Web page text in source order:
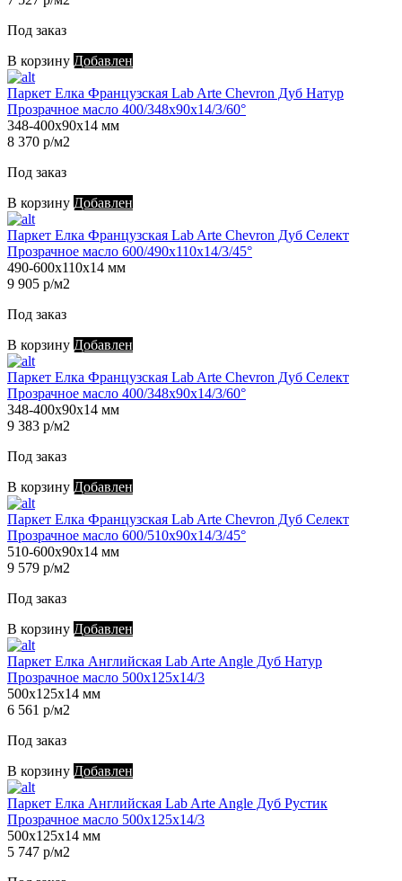
Под заказ
В корзину Добавлен
Паркет Елка Французская Lab Arte Chevron Дуб Натур
Прозрачное масло 400/348х90х14/3/60°
348-400х90х14 мм
8 370 р/м2
Под заказ
В корзину Добавлен
Паркет Елка Французская Lab Arte Chevron Дуб Селект
Прозрачное масло 600/490х110х14/3/45°
490-600х110х14 мм
9 905 р/м2
Под заказ
В корзину Добавлен
Паркет Елка Французская Lab Arte Chevron Дуб Селект
Прозрачное масло 400/348х90х14/3/60°
348-400х90х14 мм
9 383 р/м2
Под заказ
В корзину Добавлен
Паркет Елка Французская Lab Arte Chevron Дуб Селект
Прозрачное масло 600/510х90х14/3/45°
510-600х90х14 мм
9 579 р/м2
Под заказ
В корзину Добавлен
Паркет Елка Английская Lab Arte Angle Дуб Натур
Прозрачное масло 500х125х14/3
500х125х14 мм
6 561 р/м2
Под заказ
В корзину Добавлен
Паркет Елка Английская Lab Arte Angle Дуб Рустик
Прозрачное масло 500х125х14/3
500х125х14 мм
5 747 р/м2